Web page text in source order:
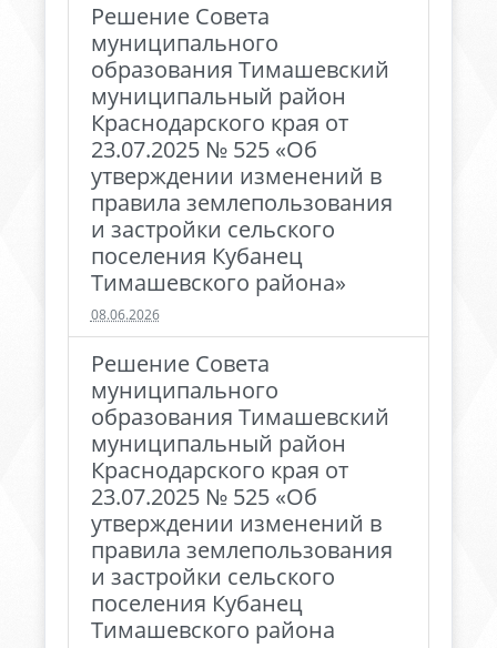
Решение Совета
муниципального
образования Тимашевский
муниципальный район
Краснодарского края от
23.07.2025 № 525 «Об
утверждении изменений в
правила землепользования
и застройки сельского
поселения Кубанец
Тимашевского района»
08.06.2026
Решение Совета
муниципального
образования Тимашевский
муниципальный район
Краснодарского края от
23.07.2025 № 525 «Об
утверждении изменений в
правила землепользования
и застройки сельского
поселения Кубанец
Тимашевского района